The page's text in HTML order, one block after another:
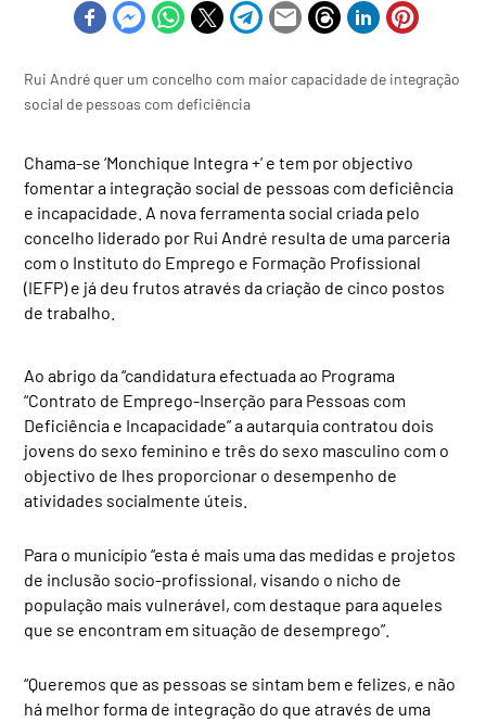
Rui André quer um concelho com maior capacidade de integração
social de pessoas com deficiência
Chama-se ‘Monchique Integra +’ e tem por objectivo
fomentar a integração social de pessoas com deficiência
e incapacidade. A nova ferramenta social criada pelo
concelho liderado por Rui André resulta de uma parceria
com o Instituto do Emprego e Formação Profissional
(IEFP) e já deu frutos através da criação de cinco postos
de trabalho.
Ao abrigo da “candidatura efectuada ao Programa
“Contrato de Emprego-Inserção para Pessoas com
Deficiência e Incapacidade” a autarquia contratou dois
jovens do sexo feminino e três do sexo masculino com o
objectivo de lhes proporcionar o desempenho de
atividades socialmente úteis.
Para o município “esta é mais uma das medidas e projetos
de inclusão socio-profissional, visando o nicho de
população mais vulnerável, com destaque para aqueles
que se encontram em situação de desemprego”.
“Queremos que as pessoas se sintam bem e felizes, e não
há melhor forma de integração do que através de uma